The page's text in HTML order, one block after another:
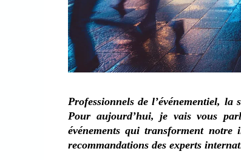
Professionnels de l’événementiel, la
Pour aujourd’hui, je vais vous
événements qui transforment notre
recommandations des experts